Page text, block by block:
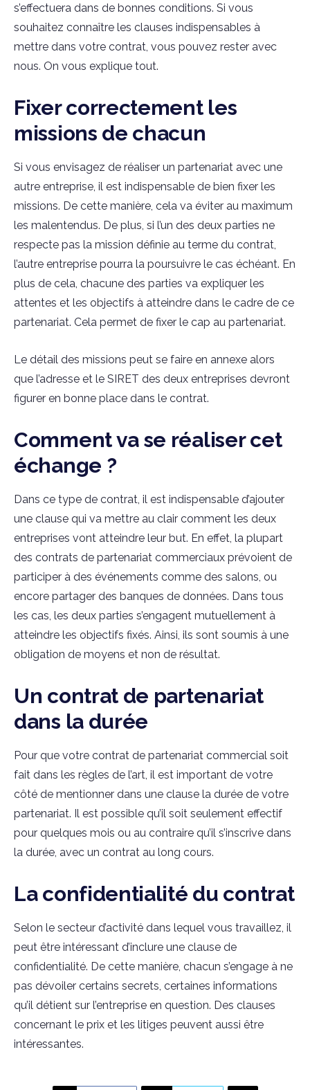
s’effectuera dans de bonnes conditions. Si vous
souhaitez connaître les clauses indispensables à
mettre dans votre contrat, vous pouvez rester avec
nous. On vous explique tout.
Fixer correctement les
missions de chacun
Si vous envisagez de réaliser un partenariat avec une
autre entreprise, il est indispensable de bien fixer les
missions. De cette manière, cela va éviter au maximum
les malentendus. De plus, si l’un des deux parties ne
respecte pas la mission définie au terme du contrat,
l’autre entreprise pourra la poursuivre le cas échéant. En
plus de cela, chacune des parties va expliquer les
attentes et les objectifs à atteindre dans le cadre de ce
partenariat. Cela permet de fixer le cap au partenariat.
Le détail des missions peut se faire en annexe alors
que l’adresse et le SIRET des deux entreprises devront
figurer en bonne place dans le contrat.
Comment va se réaliser cet
échange ?
Dans ce type de contrat, il est indispensable d’ajouter
une clause qui va mettre au clair comment les deux
entreprises vont atteindre leur but. En effet, la plupart
des contrats de partenariat commerciaux prévoient de
participer à des événements comme des salons, ou
encore partager des banques de données. Dans tous
les cas, les deux parties s’engagent mutuellement à
atteindre les objectifs fixés. Ainsi, ils sont soumis à une
obligation de moyens et non de résultat.
Un contrat de partenariat
dans la durée
Pour que votre contrat de partenariat commercial soit
fait dans les règles de l’art, il est important de votre
côté de mentionner dans une clause la durée de votre
partenariat. Il est possible qu’il soit seulement effectif
pour quelques mois ou au contraire qu’il s’inscrive dans
la durée, avec un contrat au long cours.
La confidentialité du contrat
Selon le secteur d’activité dans lequel vous travaillez, il
peut être intéressant d’inclure une clause de
confidentialité. De cette manière, chacun s’engage à ne
pas dévoiler certains secrets, certaines informations
qu’il détient sur l’entreprise en question. Des clauses
concernant le prix et les litiges peuvent aussi être
intéressantes.